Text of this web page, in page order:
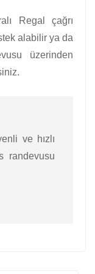
Regal çağrı
alabilir ya da
üzerinden
ve hızlı
randevusu